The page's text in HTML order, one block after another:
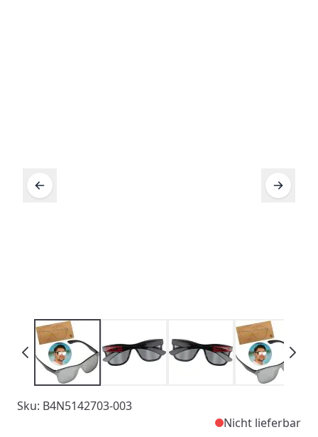
Sku: B4N5142703-003
Nicht lieferbar